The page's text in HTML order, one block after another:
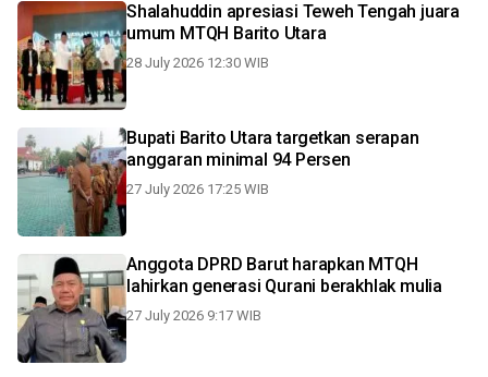
Shalahuddin apresiasi Teweh Tengah juara
umum MTQH Barito Utara
28 July 2026 12:30 WIB
Bupati Barito Utara targetkan serapan
anggaran minimal 94 Persen
27 July 2026 17:25 WIB
Anggota DPRD Barut harapkan MTQH
lahirkan generasi Qurani berakhlak mulia
27 July 2026 9:17 WIB